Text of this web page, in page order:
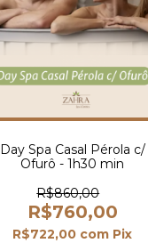
Day Spa Casal Pérola c/
Ofurô - 1h30 min
R$860,00
R$760,00
R$722,00 com Pix